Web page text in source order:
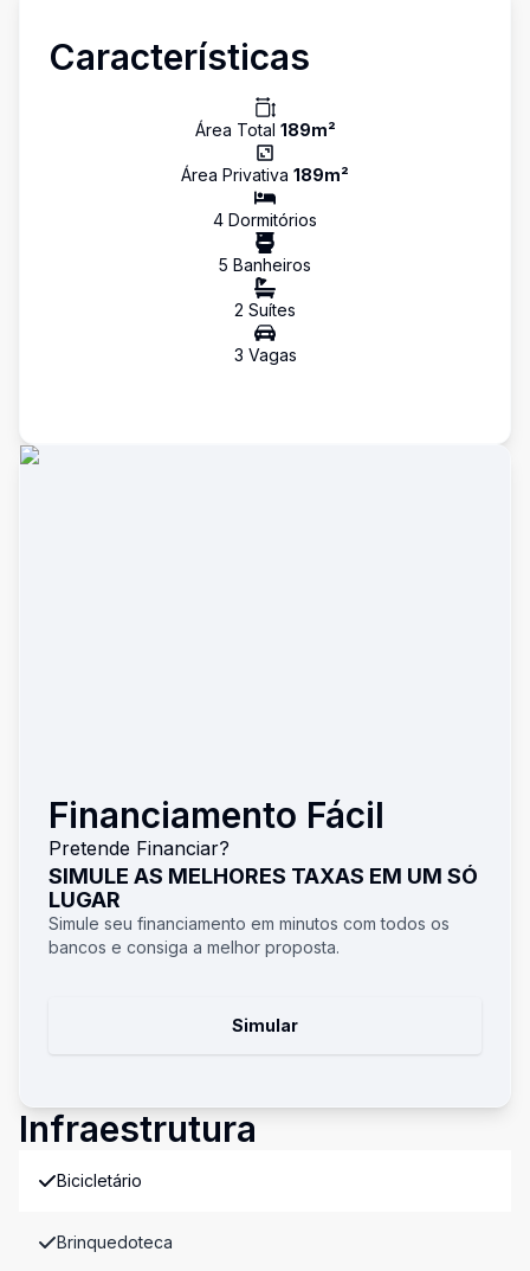
Características
Área Total 189m²
Área Privativa 189m²
4 Dormitórios
5 Banheiros
2 Suítes
3 Vagas
Financiamento Fácil
Pretende Financiar?
SIMULE AS MELHORES TAXAS EM UM SÓ
LUGAR
Simule seu financiamento em minutos com todos os
bancos e consiga a melhor proposta.
Simular
Infraestrutura
Bicicletário
Brinquedoteca